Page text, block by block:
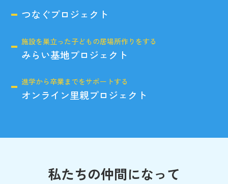
つなぐプロジェクト
施設を巣立った子どもの居場所作りをする
みらい基地プロジェクト
進学から卒業までをサポートする
オンライン里親プロジェクト
私たちの仲間になって